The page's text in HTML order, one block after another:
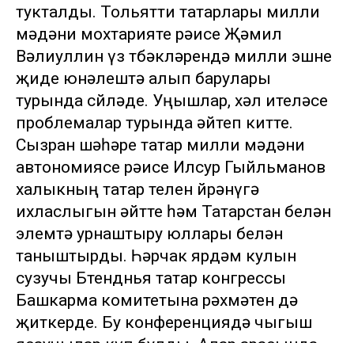
тукталды. Тольятти татарлары милли
мәдәни мохтарияте рәисе Җәмил
Вәлиуллин үз төбәкләрендә милли эшне
җиде юнәлештә алып барулары
турында сөйләде. Уңышлар, хәл ителәсе
проблемалар турында әйтеп китте.
Сызран шәһәре татар милли мәдәни
автономиясе рәисе Илсур Гыйльманов
халыкның татар телен өйрәнүгә
ихласлыгын әйтте һәм Татарстан белән
элемтә урнаштыру юллары белән
таныштырды. Һәрчак ярдәм кулын
сузучы Бөтендөнья татар конгрессы
Башкарма комитетына рәхмәтен дә
җиткерде. Бу конференциядә чыгыш